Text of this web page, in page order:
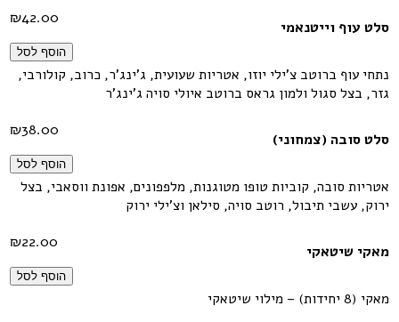
סלט עוף וייטנאמי ₪42.00
הוסף לסל
נתחי עוף ברוטב צ'ילי יוזו, אטריות שעועית, ג'ינג'ר, כרוב, קולורבי,
גזר, בצל סגול ולמון גראס ברוטב איולי סויה ג'ינג'ר
סלט סובה (צמחוני) ₪38.00
הוסף לסל
אטריות סובה, קוביות טופו מטוגנות, מלפפונים, אפונת ווסאבי, בצל
ירוק, עשבי תיבול, רוטב סויה, סילאן וצ'ילי ירוק
מאקי שיטאקי ₪22.00
הוסף לסל
מאקי (8 יחידות) – מילוי שיטאקי